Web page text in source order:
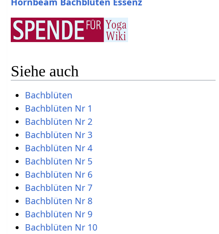
Siehe auch
Bachblüten
Bachblüten Nr 1
Bachblüten Nr 2
Bachblüten Nr 3
Bachblüten Nr 4
Bachblüten Nr 5
Bachblüten Nr 6
Bachblüten Nr 7
Bachblüten Nr 8
Bachblüten Nr 9
Bachblüten Nr 10